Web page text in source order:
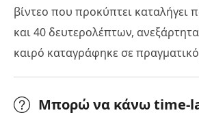
βίντεο που προκύπτει καταλήγει
και 40 δευτερολέπτων,
καιρό καταγράφηκε σε
Μπορώ να κάνω time-